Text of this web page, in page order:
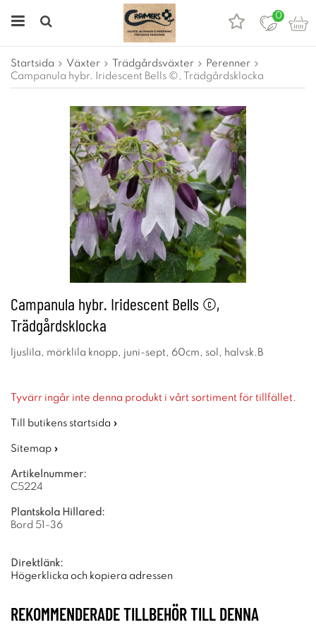
0
Startsida Växter Trädgårdsväxter
Perenner
Campanula hybr. Iridescent Bells ©, Trädgårdsklocka
Campanula hybr. Iridescent Bells ©,
Trädgårdsklocka
ljuslila, mörklila knopp, juni-sept, 60cm, sol, halvsk.B
Tyvärr ingår inte denna produkt i vårt sortiment för tillfället.
Till butikens startsida »
Sitemap »
Artikelnummer:
C5224
Plantskola Hillared:
Bord 51-36
Direktlänk:
Högerklicka och kopiera adressen
REKOMMENDERADE TILLBEHÖR TILL DENNA